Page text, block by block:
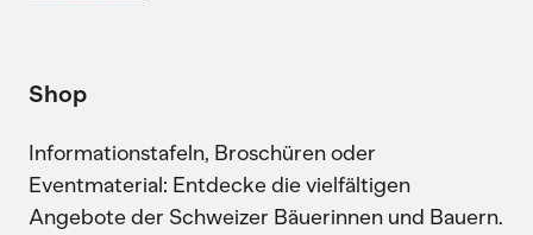
Shop
Informationstafeln, Broschüren oder
Eventmaterial: Entdecke die vielfältigen
Angebote der Schweizer Bäuerinnen und Bauern.